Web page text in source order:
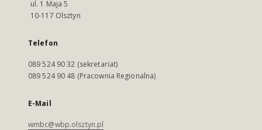
ul. 1 Maja 5
10-117 Olsztyn
Telefon
089 524 90 32 (sekretariat)
089 524 90 48 (Pracownia Regionalna)
E-Mail
wmbc@wbp.olsztyn.pl